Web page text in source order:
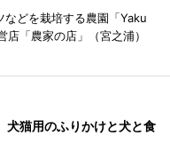
どを栽培する農園「Yaku
「農家の店」（宮之浦）
犬猫用のふりかけと犬と食